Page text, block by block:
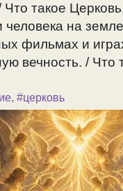
такое
на
фильмах и
вечность. / Что
, #церковь